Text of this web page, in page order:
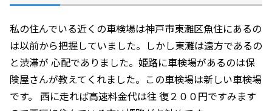
私の住んでいる近くの車検場は神戸市東灘区魚住にあるの
は以前から把握していました。しかし東灘は遠方であるの
と渋滞が 心配でありました。姫路に車検場があるのは保
険屋さんが教えてくれました。この車検場は新しい車検場
です。 西に走れば高速料金代は往 復２００円ですみます